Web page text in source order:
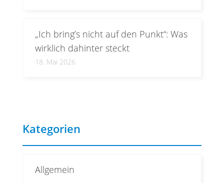
„Ich bring’s nicht auf den Punkt“: Was
wirklich dahinter steckt
18. Mai 2026
Kategorien
Allgemein